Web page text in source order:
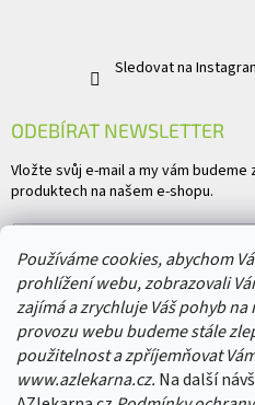
Používáme cookies, abychom
prohlížení webu, zobrazovali
zajímá a zrychluje Váš pohyb
provozu webu budeme stále
použitelnost a zpříjemňovat
www.azlekarna.cz. Na další
Sledovat na
ODEBÍRAT NEWSLETTER
Vložte svůj e-mail a my vám
produktech na našem e-shopu.
Vložením e-mailu souhlasíte s
PŘIHLÁSIT SE